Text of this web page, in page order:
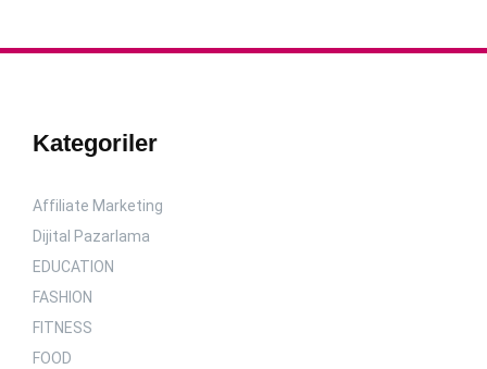
Kategoriler
Affiliate Marketing
Dijital Pazarlama
EDUCATION
FASHION
FITNESS
FOOD